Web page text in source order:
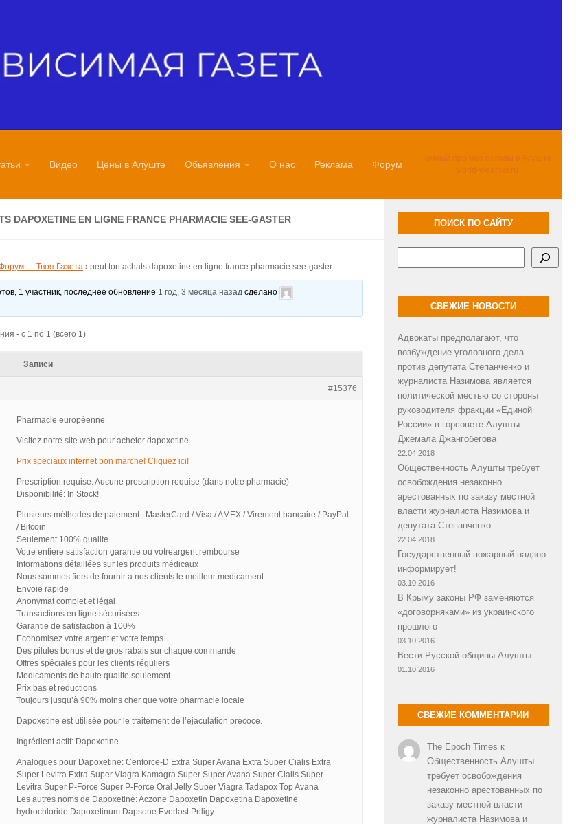
Видео Цены в Алуште Обьявления О нас Реклама Форум
Точный прогноз погоды в Алуште
world-weather.ru
DAPOXETINE EN LIGNE FRANCE PHARMACIE SEE-GASTER
— Твоя Газета › peut ton achats dapoxetine en ligne france pharmacie see-gaster
1 участник, последнее обновление 1 год, 3 месяца назад сделано
- с 1 по 1 (всего 1)
Записи
#15376
Pharmacie européenne
Visitez notre site web pour acheter dapoxetine
Prix speciaux internet bon marche! Cliquez ici!
Prescription requise: Aucune prescription requise (dans notre pharmacie)
Disponibilité: In Stock!
Plusieurs méthodes de paiement : MasterCard / Visa / AMEX / Virement bancaire / PayPal
/ Bitcoin
Seulement 100% qualite
Votre entiere satisfaction garantie ou votreargent rembourse
Informations détaillées sur les produits médicaux
Nous sommes fiers de fournir a nos clients le meilleur medicament
Envoie rapide
Anonymat complet et légal
Transactions en ligne sécurisées
Garantie de satisfaction à 100%
Economisez votre argent et votre temps
Des pilules bonus et de gros rabais sur chaque commande
Offres spéciales pour les clients réguliers
Medicaments de haute qualite seulement
Prix bas et reductions
Toujours jusqu’à 90% moins cher que votre pharmacie locale
Dapoxetine est utilisée pour le traitement de l’éjaculation précoce.
Ingrédient actif: Dapoxetine
Analogues pour Dapoxetine: Cenforce-D Extra Super Avana Extra Super Cialis Extra
Super Levitra Extra Super Viagra Kamagra Super Super Avana Super Cialis Super
Levitra Super P-Force Super P-Force Oral Jelly Super Viagra Tadapox Top Avana
Les autres noms de Dapoxetine: Aczone Dapoxetin Dapoxetina Dapoxetine
hydrochloride Dapoxetinum Dapsone Everlast Priligy
ПОИСК ПО САЙТУ
СВЕЖИЕ НОВОСТИ
Адвокаты предполагают, что
возбуждение уголовного дела
против депутата Степанченко и
журналиста Назимова является
политической местью со стороны
руководителя фракции «Единой
России» в горсовете Алушты
Джемала Джангобегова
22.04.2018
Общественность Алушты требует
освобождения незаконно
арестованных по заказу местной
власти журналиста Назимова и
депутата Степанченко
22.04.2018
Государственный пожарный надзор
информирует!
03.10.2016
В Крыму законы РФ заменяются
«договорняками» из украинского
прошлого
03.10.2016
Вести Русской общины Алушты
01.10.2016
СВЕЖИЕ КОММЕНТАРИИ
The Epoch Times к
Общественность Алушты
требует освобождения
незаконно арестованных по
заказу местной власти
журналиста Назимова и